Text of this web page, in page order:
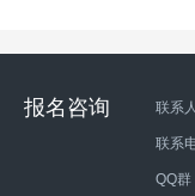
报名咨询 联系
联系
QQ